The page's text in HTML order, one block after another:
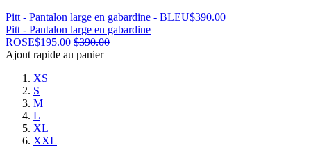
Pitt - Pantalon large en gabardine - BLEU$390.00
Pitt - Pantalon large en gabardine
ROSE$195.00 $390.00
Ajout rapide au panier
XS
S
M
L
XL
XXL